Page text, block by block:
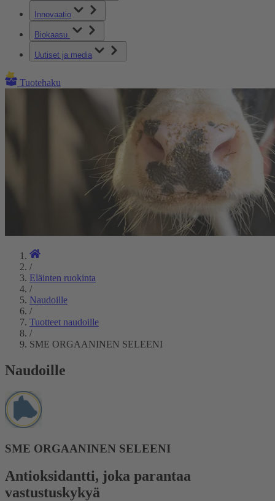
Innovaatio
Biokaasu
Uutiset ja media
Tuotehaku
/
Eläinten ruokinta
/
Naudoille
/
Tuotteet naudoille
/
SME ORGAANINEN SELEENI
Naudoille
SME ORGAANINEN SELEENI
Antioksidantti, joka parantaa
vastustuskykyä